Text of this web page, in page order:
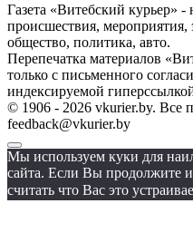
Газета «Витебский курьер»
происшествия, мероприятия,
общество, политика, авто.
Перепечатка материалов
только с письменного
индексируемой
© 1906 - 2026 vkurier.by. Все
feedback@vkurier.by
Мы используем куки для
сайта. Если Вы продолжите
считать что Вас это